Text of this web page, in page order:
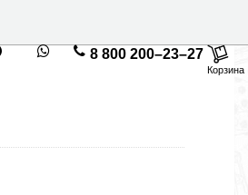
8 800 200–23–27
Корзина